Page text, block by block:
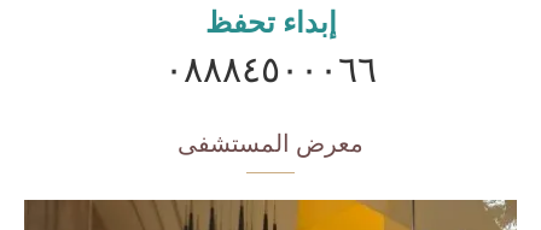
إبداء تحفظ
٠٨٨٨٤٥٠٠٠٦٦
معرض المستشفى